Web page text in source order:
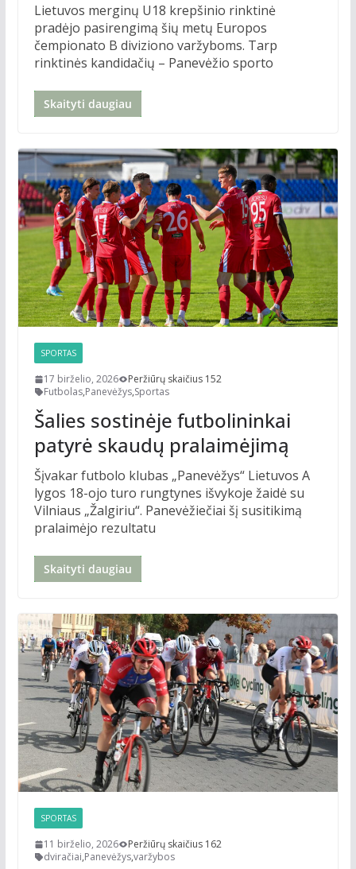
Lietuvos merginų U18 krepšinio rinktinė
pradėjo pasirengimą šių metų Europos
čempionato B diviziono varžyboms. Tarp
rinktinės kandidačių – Panevėžio sporto
Skaityti daugiau
SPORTAS
17 birželio, 2026
Peržiūrų skaičius 152
Futbolas,Panevėžys,Sportas
Šalies sostinėje futbolininkai
patyrė skaudų pralaimėjimą
Šįvakar futbolo klubas „Panevėžys“ Lietuvos A
lygos 18-ojo turo rungtynes išvykoje žaidė su
Vilniaus „Žalgiriu“. Panevėžiečiai šį susitikimą
pralaimėjo rezultatu
Skaityti daugiau
SPORTAS
11 birželio, 2026
Peržiūrų skaičius 162
dviračiai,Panevėžys,varžybos